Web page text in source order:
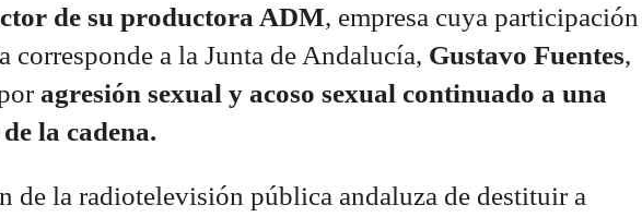
de su productora ADM, empresa cuya participación
corresponde a la Junta de Andalucía, Gustavo Fuentes,
agresión sexual y acoso sexual continuado a una
la cadena.
de la radiotelevisión pública andaluza de destituir a